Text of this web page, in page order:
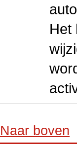
Het
Naar boven